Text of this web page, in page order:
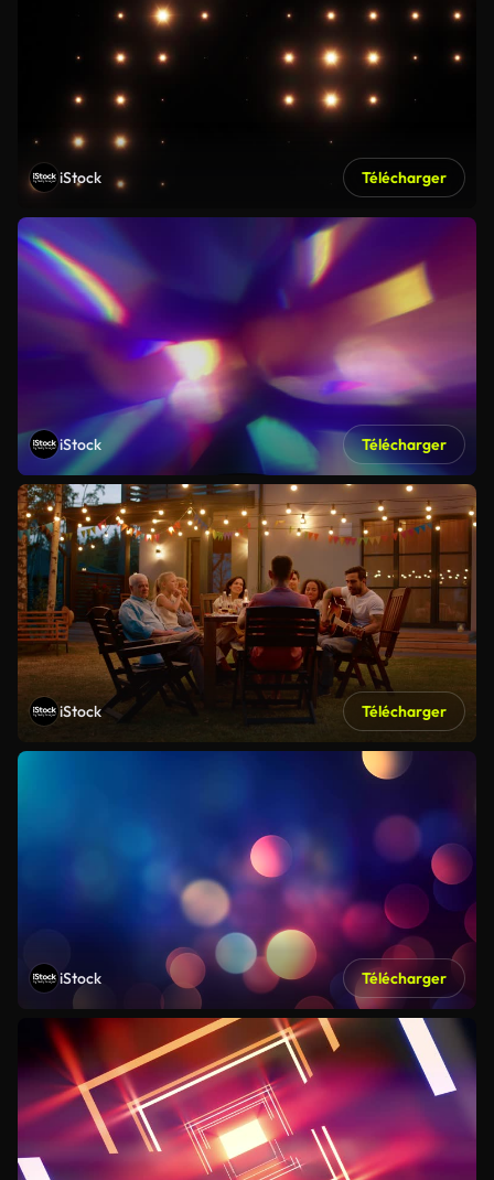
iStock Télécharger
iStock Télécharger
iStock Télécharger
iStock Télécharger